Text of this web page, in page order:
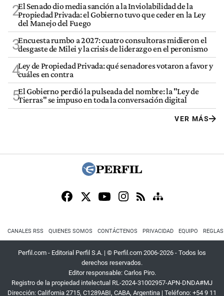
2El Senado dio media sanción a la Inviolabilidad de la
Propiedad Privada: el Gobierno tuvo que ceder en la Ley
del Manejo del Fuego
3Encuesta rumbo a 2027: cuatro consultoras midieron el
desgaste de Milei y la crisis de liderazgo en el peronismo
4Ley de Propiedad Privada: qué senadores votaron a favor y
cuáles en contra
5El Gobierno perdió la pulseada del nombre: la "Ley de
Tierras" se impuso en toda la conversación digital
VER MÁS
CANALES RSS QUIENES SOMOS CONTÁCTENOS PRIVACIDAD EQUIPO
Perfil.com - Editorial Perfil S.A. | © Perfil.com 2006-2026 - Todos los
derechos reservados.
Editor responsable: Carlos Piro.
Registro de la propiedad intelectual RL-2024-31002957-APN-DNDA#MJ
Dirección: California 2715, C1289ABI, CABA, Argentina | Teléfono: +54 9 11